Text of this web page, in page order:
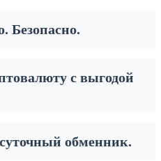
Безопасно.
с выгодой
обменник.